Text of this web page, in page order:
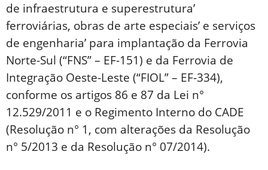
de infraestrutura e superestrutura’
ferroviárias, obras de arte especiais’ e serviços
de engenharia’ para implantação da Ferrovia
Norte-Sul (“FNS” – EF-151) e da Ferrovia de
Integração Oeste-Leste (“FIOL” – EF-334),
conforme os artigos 86 e 87 da Lei n°
12.529/2011 e o Regimento Interno do CADE
(Resolução n° 1, com alterações da Resolução
n° 5/2013 e da Resolução n° 07/2014).